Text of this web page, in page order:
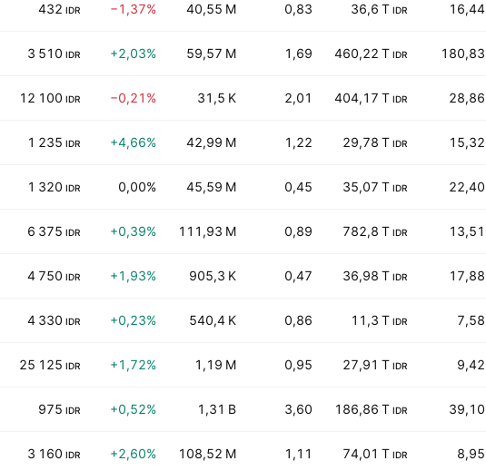
432 IDR −1,37% 40,55 M 0,83 36,6 T IDR 16,44
3 510 IDR +2,03% 59,57 M 1,69 460,22 T IDR 180,83
12 100 IDR −0,21% 31,5 K 2,01 404,17 T IDR 28,86
1 235 IDR +4,66% 42,99 M 1,22 29,78 T IDR 15,32
1 320 IDR 0,00% 45,59 M 0,45 35,07 T IDR 22,40
6 375 IDR +0,39% 111,93 M 0,89 782,8 T IDR 13,51
4 750 IDR +1,93% 905,3 K 0,47 36,98 T IDR 17,88
4 330 IDR +0,23% 540,4 K 0,86 11,3 T IDR 7,58
25 125 IDR +1,72% 1,19 M 0,95 27,91 T IDR 9,42
975 IDR +0,52% 1,31 B 3,60 186,86 T IDR 39,10
3 160 IDR +2,60% 108,52 M 1,11 74,01 T IDR 8,95